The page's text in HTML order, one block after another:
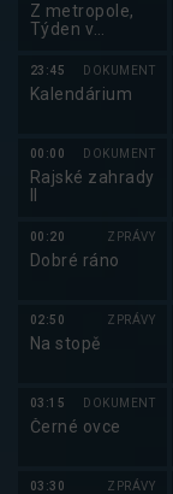
Z metropole,
Týden v
23:45 DOKUMENT
Kalendárium
00:00 DOKUMENT
Rajské zahrady
00:20 ZPRÁVY
Dobré ráno
02:50 ZPRÁVY
Na stopě
03:15 DOKUMENT
Černé ovce
03:30 ZPRÁVY